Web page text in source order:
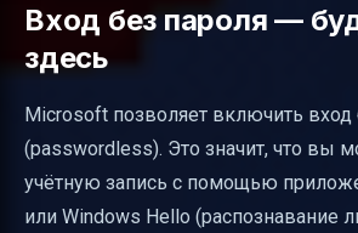
Вход без пароля —
здесь
Microsoft позволяет включить вход
(passwordless). Это значит, что вы
учётную запись с помощью
или Windows Hello (распознавание